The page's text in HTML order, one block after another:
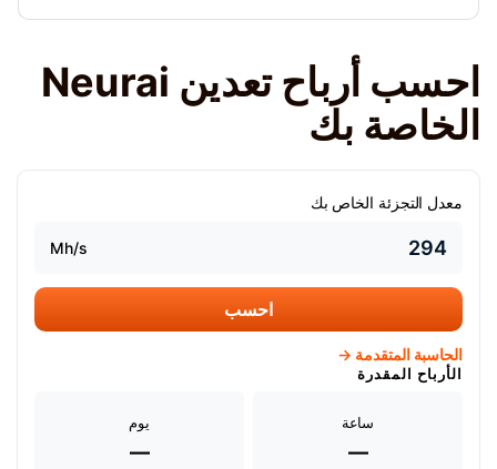
احسب أرباح تعدين Neurai
الخاصة بك
معدل التجزئة الخاص بك
Mh/s
احسب
الحاسبة المتقدمة →
الأرباح المقدرة
ساعة
—
يوم
—